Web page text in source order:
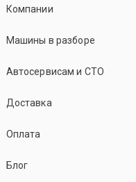
Компании
Машины в разборе
Автосервисам и СТО
Доставка
Оплата
Блог